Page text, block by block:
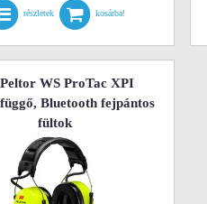
részletek kosárba!
WS ProTac XPI
Bluetooth fejpántos
fültok